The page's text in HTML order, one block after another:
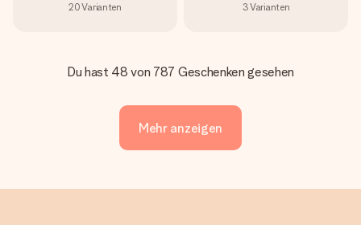
20Varianten 3Varianten
Du hast 48 von 787 Geschenken gesehen
Mehr anzeigen